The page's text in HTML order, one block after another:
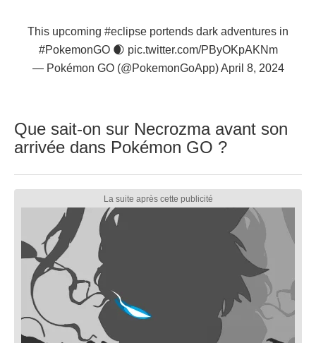
This upcoming #eclipse portends dark adventures in
#PokemonGO🌒 pic.twitter.com/PByOKpAKNm
— Pokémon GO (@PokemonGoApp)April 8, 2024
Que sait-on sur Necrozma avant son
arrivée dans Pokémon GO ?